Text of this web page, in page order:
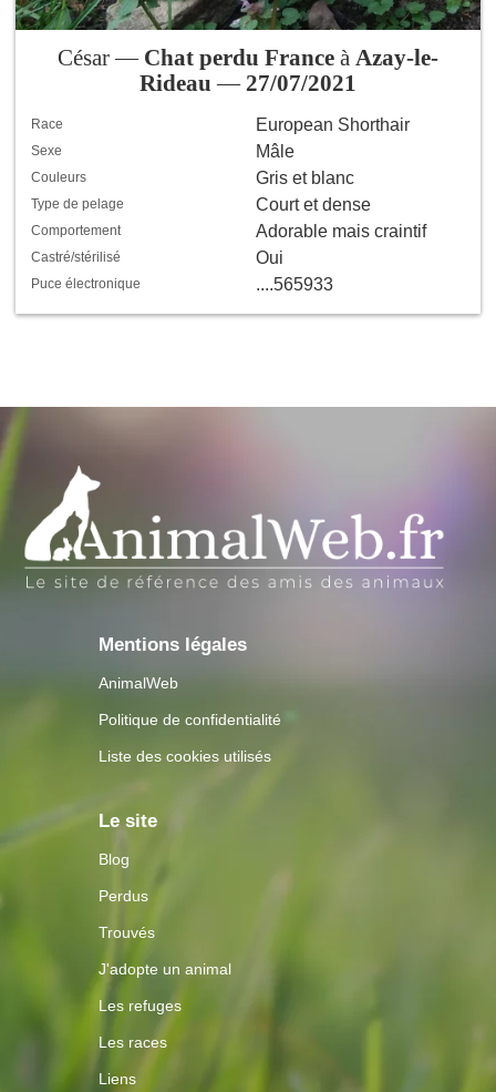
César — Chat perdu France à Azay-le-
Rideau —27/07/2021
Race European Shorthair
Sexe Mâle
Couleurs Gris et blanc
Type de pelage Court et dense
Comportement Adorable mais craintif
Castré/stérilisé Oui
Puce électronique ....565933
Mentions légales
AnimalWeb
Politique de confidentialité
Liste des cookies utilisés
Le site
Blog
Perdus
Trouvés
J'adopte un animal
Les refuges
Les races
Liens